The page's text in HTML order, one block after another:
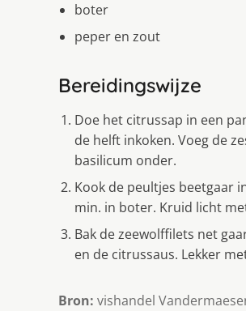
boter
peper en zout
Bereidingswijze
Doe het citrussap in een
de helft inkoken. Voeg de
basilicum onder.
Kook de peultjes beetgaar
min. in boter. Kruid licht
Bak de zeewolffilets net
en de citrussaus. Lekker
Bron: vishandel